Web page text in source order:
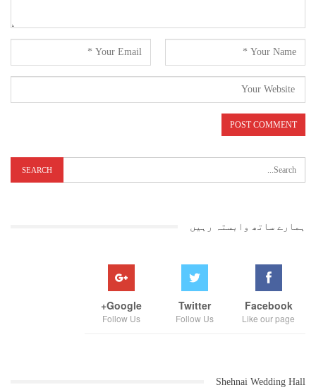
ہمارے ساتھ وابستہ رہیں
Facebook
Like our page
Twitter
Follow Us
Google+
Follow Us
Shehnai Wedding Hall